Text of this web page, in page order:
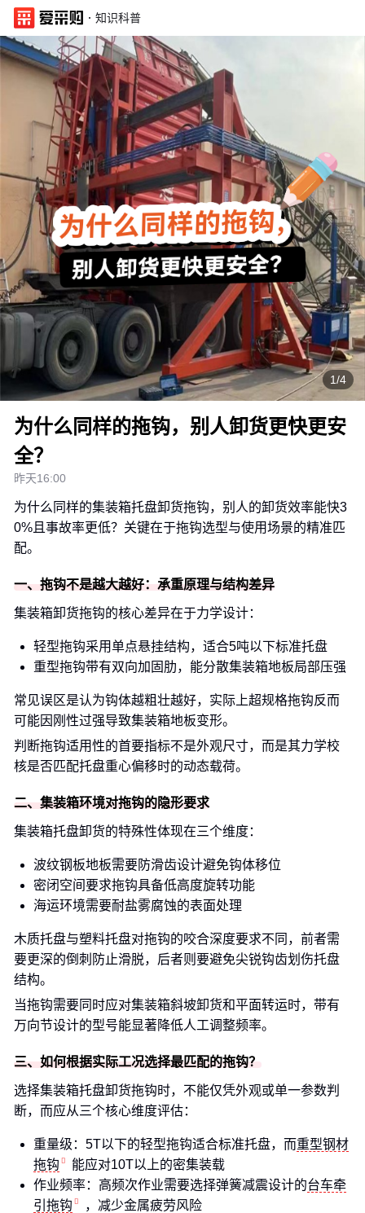
· 知识科普
1/4
为什么同样的拖钩，别人卸货更快更安
全？
昨天16:00
为什么同样的集装箱托盘卸货拖钩，别人的卸货效率能快3
0%且事故率更低？关键在于拖钩选型与使用场景的精准匹
配。
一、拖钩不是越大越好：承重原理与结构差异
集装箱卸货拖钩的核心差异在于力学设计：
轻型拖钩采用单点悬挂结构，适合5吨以下标准托盘
重型拖钩带有双向加固肋，能分散集装箱地板局部压强
常见误区是认为钩体越粗壮越好，实际上超规格拖钩反而
可能因刚性过强导致集装箱地板变形。
判断拖钩适用性的首要指标不是外观尺寸，而是其力学校
核是否匹配托盘重心偏移时的动态载荷。
二、集装箱环境对拖钩的隐形要求
集装箱托盘卸货的特殊性体现在三个维度：
波纹钢板地板需要防滑齿设计避免钩体移位
密闭空间要求拖钩具备低高度旋转功能
海运环境需要耐盐雾腐蚀的表面处理
木质托盘与塑料托盘对拖钩的咬合深度要求不同，前者需
要更深的倒刺防止滑脱，后者则要避免尖锐钩齿划伤托盘
结构。
当拖钩需要同时应对集装箱斜坡卸货和平面转运时，带有
万向节设计的型号能显著降低人工调整频率。
三、如何根据实际工况选择最匹配的拖钩？
选择集装箱托盘卸货拖钩时，不能仅凭外观或单一参数判
断，而应从三个核心维度评估：
重量级：5T以下的轻型拖钩适合标准托盘，而重型钢材
拖钩
能应对10T以上的密集装载
作业频率：高频次作业需要选择弹簧减震设计的台车牵
引拖钩
，减少金属疲劳风险